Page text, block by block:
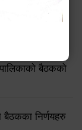
बैठकको
निर्णयहरु